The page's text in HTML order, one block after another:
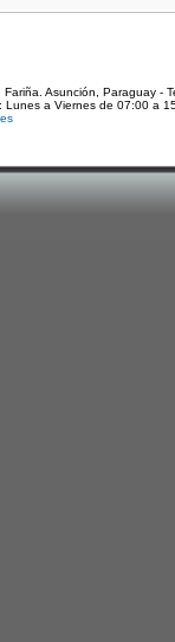
Asunción, Paraguay -
Lunes a Viernes de 07:00 a